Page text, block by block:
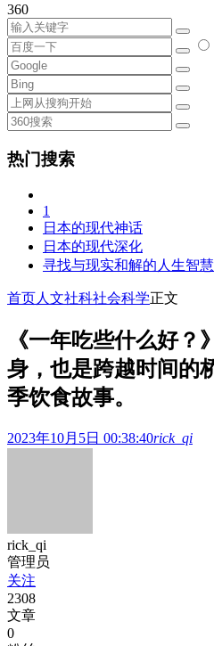
360
热门搜索
1
日本的现代神话
日本的现代深化
寻找与现实和解的人生智慧
首页人文社科社会科学正文
《一年吃些什么好？
身，也是跨越时间的
季饮食故事。
2023年10月5日 00:38:40rick_qi
rick_qi
管理员
关注
2308
文章
0